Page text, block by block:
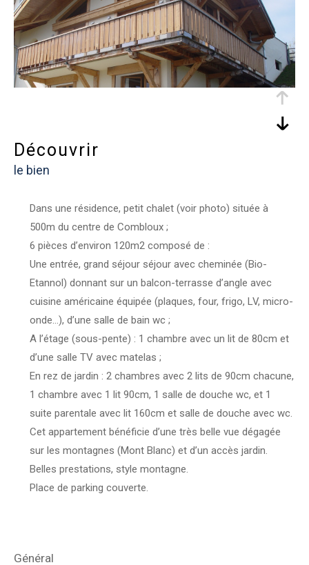
découvrir
le bien
Dans une résidence, petit chalet (voir photo) située à
500m du centre de Combloux ;
6 pièces d’environ 120m2 composé de :
Une entrée, grand séjour séjour avec cheminée (Bio-
Etannol) donnant sur un balcon-terrasse d’angle avec
cuisine américaine équipée (plaques, four, frigo, LV, micro-
onde…), d’une salle de bain wc ;
A l’étage (sous-pente) : 1 chambre avec un lit de 80cm et
d’une salle TV avec matelas ;
En rez de jardin : 2 chambres avec 2 lits de 90cm chacune,
1 chambre avec 1 lit 90cm, 1 salle de douche wc, et 1
suite parentale avec lit 160cm et salle de douche avec wc.
Cet appartement bénéficie d’une très belle vue dégagée
sur les montagnes (Mont Blanc) et d’un accès jardin.
Belles prestations, style montagne.
Place de parking couverte.
général